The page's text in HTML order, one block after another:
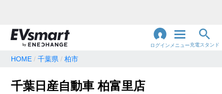
ログイン メニュー充電スタンド
地名・観光スポット・住所で検索
HOME 千葉県 柏市
千葉日産自動車 柏富里店